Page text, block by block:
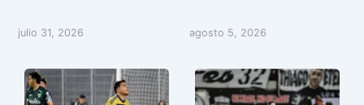
julio 31, 2026 agosto 5, 2026